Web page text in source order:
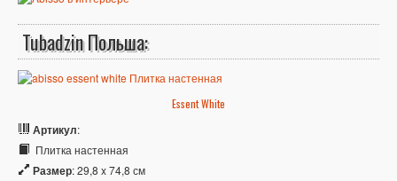
Tubadzin Польша:
Essent White
Артикул:
Плитка настенная
Размер: 29,8 x 74,8 см